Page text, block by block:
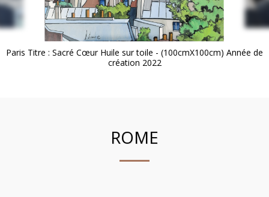
Paris Titre : Sacré Cœur Huile sur toile - (100cmX100cm) Année de
création 2022
ROME